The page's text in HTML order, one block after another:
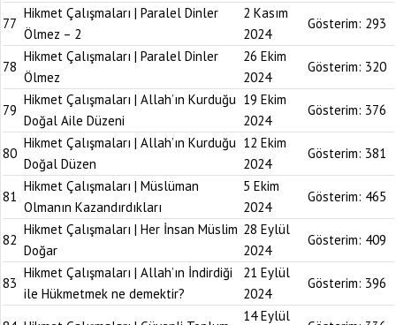
77
Hikmet Çalışmaları | Paralel Dinler
Ölmez – 2
2 Kasım
2024
Gösterim: 293
78
Hikmet Çalışmaları | Paralel Dinler
Ölmez
26 Ekim
2024
Gösterim: 320
79
Hikmet Çalışmaları | Allah’ın Kurduğu
Doğal Aile Düzeni
19 Ekim
2024
Gösterim: 376
80
Hikmet Çalışmaları | Allah’ın Kurduğu
Doğal Düzen
12 Ekim
2024
Gösterim: 381
81
Hikmet Çalışmaları | Müslüman
Olmanın Kazandırdıkları
5 Ekim
2024
Gösterim: 465
82
Hikmet Çalışmaları | Her İnsan Müslim
Doğar
28 Eylül
2024
Gösterim: 409
83
Hikmet Çalışmaları | Allah’ın İndirdiği
ile Hükmetmek ne demektir?
21 Eylül
2024
Gösterim: 396
14 Eylül